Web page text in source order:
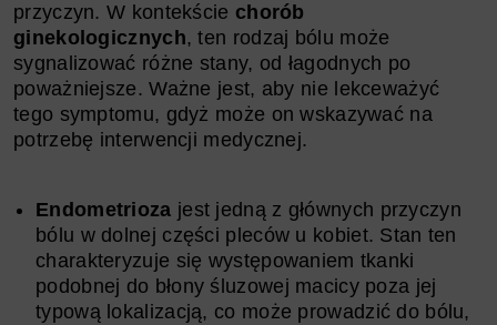
przyczyn. W kontekście chorób
ginekologicznych, ten rodzaj bólu może
sygnalizować różne stany, od łagodnych po
poważniejsze. Ważne jest, aby nie lekceważyć
tego symptomu, gdyż może on wskazywać na
potrzebę interwencji medycznej.
Endometrioza jest jedną z głównych przyczyn
bólu w dolnej części pleców u kobiet. Stan ten
charakteryzuje się występowaniem tkanki
podobnej do błony śluzowej macicy poza jej
typową lokalizacją, co może prowadzić do bólu,